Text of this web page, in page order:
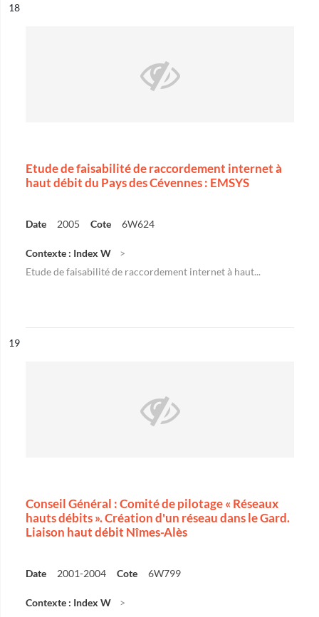
n°
18
Etude de faisabilité de raccordement internet à
haut débit du Pays des Cévennes : EMSYS
Date 2005 Cote 6W624
Contexte : Index W
Etude de faisabilité de raccordement internet à haut...
n°
19
Conseil Général : Comité de pilotage « Réseaux
hauts débits ». Création d'un réseau dans le Gard.
Liaison haut débit Nîmes-Alès
Date 2001-2004 Cote 6W799
Contexte : Index W